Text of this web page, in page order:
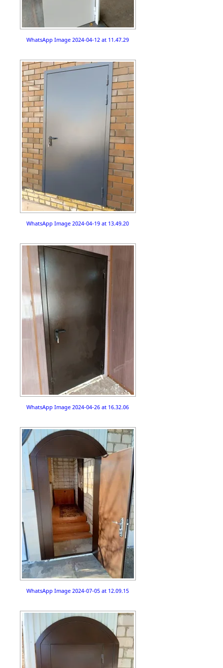
WhatsApp Image 2024-04-12 at 11.47.29
WhatsApp Image 2024-04-19 at 13.49.20
WhatsApp Image 2024-04-26 at 16.32.06
WhatsApp Image 2024-07-05 at 12.09.15